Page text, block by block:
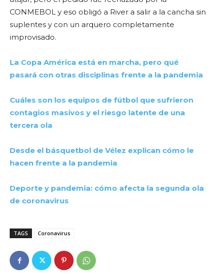
CONMEBOL y eso obligó a River a salir a la cancha sin
suplentes y con un arquero completamente
improvisado.
La Copa América está en marcha, pero qué
pasará con otras disciplinas frente a la pandemia
Cuáles son los equipos de fútbol que sufrieron
contagios masivos y el riesgo latente de una
tercera ola
Desde el básquetbol de Vélez explican cómo le
hacen frente a la pandemia
Deporte y pandemia: cómo afecta la segunda ola
de coronavirus
TAGS Coronavirus